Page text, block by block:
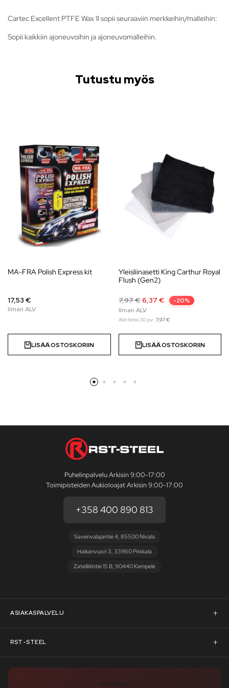
Cartec Excellent PTFE Wax 1l sopii seuraaviin merkkeihin/malleihin:
Sopii kaikkiin ajoneuvoihin ja ajoneuvomalleihin.
Tutustu myös
MA-FRA Polish Express kit
17,53 €
LISÄÄ OSTOSKORIIN
Yleisliinasetti King Carthur Royal
Flush (Gen2)
7,97€6,37 € -20%
Alin hinta 30 pv: 7,97€
LISÄÄ OSTOSKORIIN
Puhelinpalvelu Arkisin 9:00-17:00
Toimipisteiden Aukioloajat Arkisin 9:00-17:00
+358 400 890 813
Savenvalajantie 4, 85500 Nivala
Haikanvuori 3, 33960 Pirkkala
Zatelliitintie 15 B, 90440 Kempele
ASIAKASPALVELU
Asiakaspalvelu
Pyydä tarjous
RST-STEEL
RST-Steelin tarina
Uutiskirje